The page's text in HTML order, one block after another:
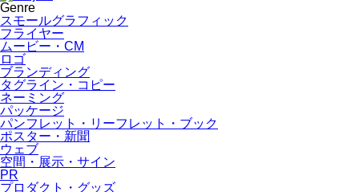
Genre
スモールグラフィック
フライヤー
ムービー・CM
ロゴ
ブランディング
タグライン・コピー
ネーミング
パッケージ
パンフレット・リーフレット・ブック
ポスター・新聞
ウェブ
空間・展示・サイン
PR
プロダクト・グッズ